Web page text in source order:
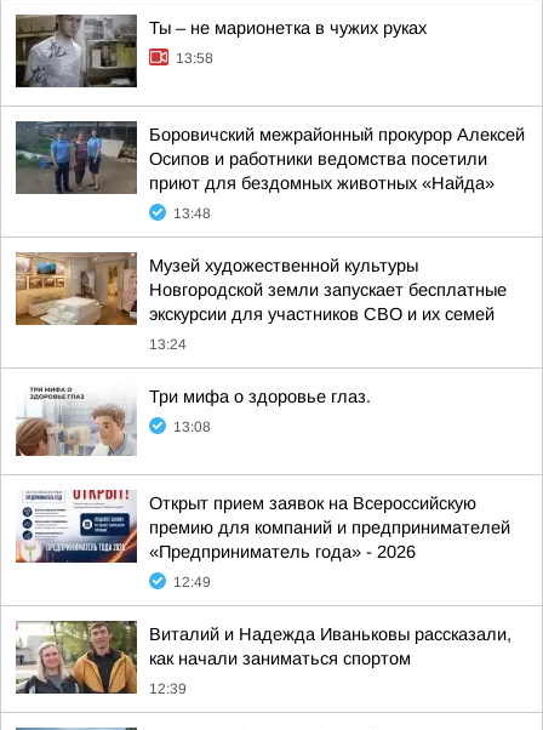
Ты – не марионетка в чужих руках
13:58
Боровичский межрайонный прокурор Алексей
Осипов и работники ведомства посетили
приют для бездомных животных «Найда»
13:48
Музей художественной культуры
Новгородской земли запускает бесплатные
экскурсии для участников СВО и их семей
13:24
Три мифа о здоровье глаз.
13:08
Открыт прием заявок на Всероссийскую
премию для компаний и предпринимателей
«Предприниматель года» - 2026
12:49
Виталий и Надежда Иваньковы рассказали,
как начали заниматься спортом
12:39